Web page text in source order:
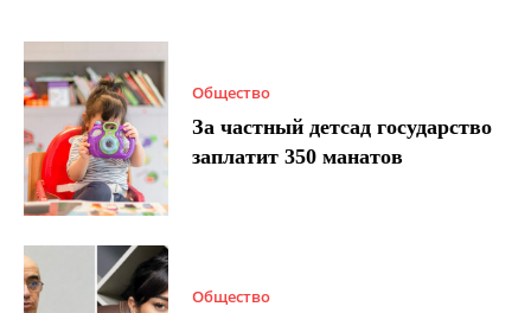
Общество
За частный детсад государство
заплатит 350 манатов
Общество